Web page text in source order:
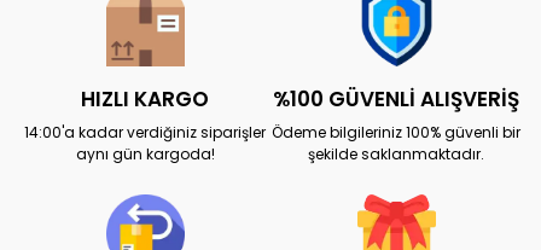
HIZLI KARGO
14:00'a kadar verdiğiniz siparişler
aynı gün kargoda!
%100 GÜVENLİ ALIŞVERİŞ
Ödeme bilgileriniz 100% güvenli bir
şekilde saklanmaktadır.